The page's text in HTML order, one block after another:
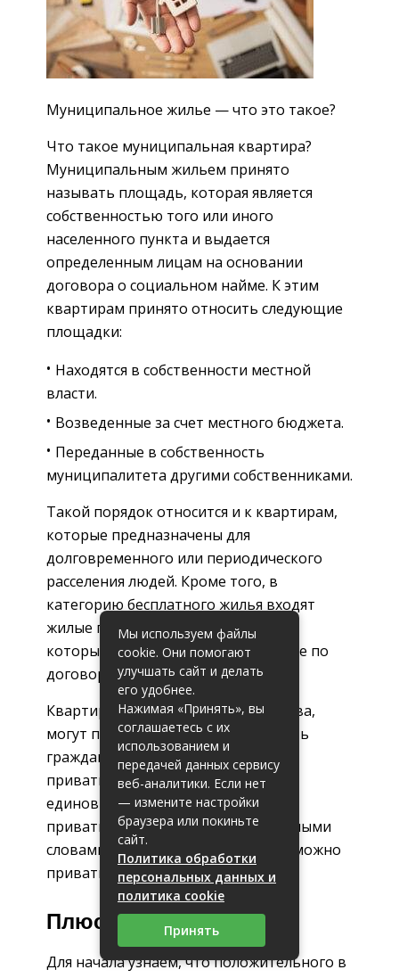
Муниципальное жилье — что это такое?
Что такое муниципальная квартира?
Муниципальным жильем принято
называть площадь, которая является
собственностью того или иного
населенного пункта и выдается
определенным лицам на основании
договора о социальном найме. К этим
квартирам принято относить следующие
площадки:
Находятся в собственности местной
власти.
Возведенные за счет местного бюджета.
Переданные в собственность
муниципалитета другими собственниками.
Такой порядок относится и к квартирам,
которые предназначены для
долговременного или периодического
расселения людей. Кроме того, в
категорию бесплатного жилья входят
жилые площадки, предназначение
которых социальное использование по
договору соц. найма.
Квартиры, арендуемые у государства,
могут передаваться в собственность
гражданам через процедуру
приватизации. Но это право
единовременное. С 2017 года
приватизация стала бессрочной. Иными
словами бесплатную жилплощадь можно
приватизировать в любое время.
Плюсы и минусы
Для начала узнаем, что положительного в
Мы используем файлы
cookie. Они помогают
улучшать сайт и делать
его удобнее.
Нажимая «Принять», вы
соглашаетесь с их
использованием и
передачей данных сервису
веб-аналитики. Если нет
— измените настройки
браузера или покиньте
сайт.
Политика обработки
персональных данных и
политика cookie
Принять